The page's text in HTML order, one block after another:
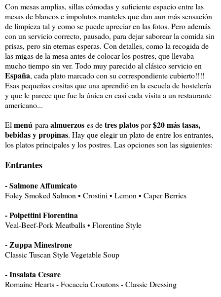
Con mesas amplias, sillas cómodas y suficiente espacio entre las
mesas de blancos e impolutos manteles que dan aun más sensación
de limpieza tal y como se puede apreciar en las fotos. Pero además
con un servicio correcto, pausado, para dejar saborear la comida sin
prisas, pero sin eternas esperas. Con detalles, como la recogida de
las migas de la mesa antes de colocar los postres, que llevaba
mucho tiempo sin ver. Todo muy parecido al clásico servicio en
España, cada plato marcado con su correspondiente cubierto!!!!
Esas pequeñas cositas que una aprendió en la escuela de hostelería
y que le parece que fue la única en casi cada visita a un restaurante
americano...
El menú para almuerzos es detres platospor$20 más tasas,
bebidas y propinas. Hay que elegir un plato de entre los entrantes,
los platos principales y los postres. Las opciones son las siguientes:
Entrantes
- Salmone Affumicato
Foley Smoked Salmon • Crostini • Lemon • Caper Berries
- Polpettini Fiorentina
Veal-Beef-Pork Meatballs • Florentine Style
- Zuppa Minestrone
Classic Tuscan Style Vegetable Soup
- Insalata Cesare
Romaine Hearts - Focaccia Croutons - Classic Dressing